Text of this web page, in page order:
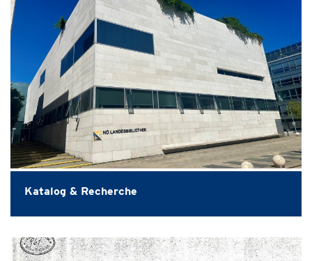
Katalog & Recherche